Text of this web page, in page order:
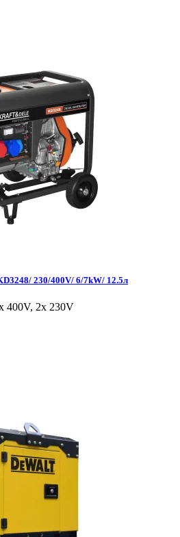
230/400V/ 6/7kW/ 12.5л
400V, 2x 230V